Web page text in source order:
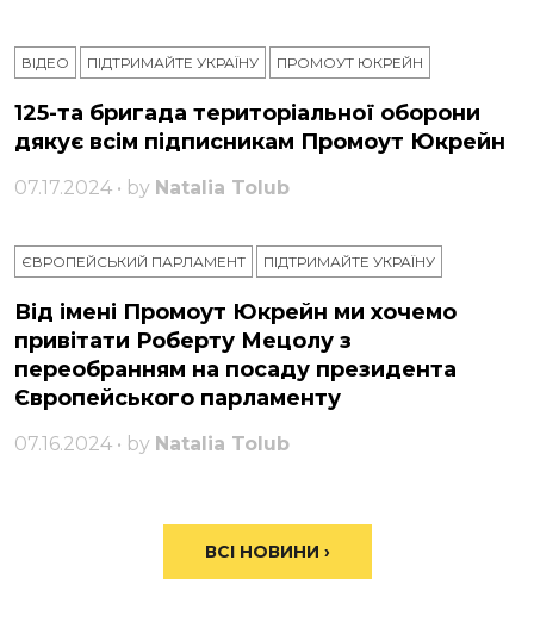
ВІДЕО ПІДТРИМАЙТЕ УКРАЇНУ ПРОМОУТ ЮКРЕЙН
125-та бригада територіальної оборони
дякує всім підписникам Промоут Юкрейн
07.17.2024 • by Natalia Tolub
ЄВРОПЕЙСЬКИЙ ПАРЛАМЕНТ ПІДТРИМАЙТЕ УКРАЇНУ
Від імені Промоут Юкрейн ми хочемо
привітати Роберту Мецолу з
переобранням на посаду президента
Європейського парламенту
07.16.2024 • by Natalia Tolub
ВСІ НОВИНИ ›